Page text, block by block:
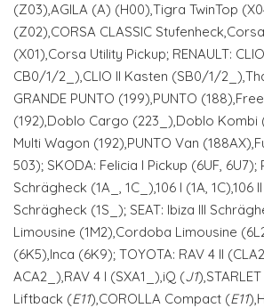
(Z03),AGILA (A) (H00),Tigra TwinTop
(Z02),CORSA CLASSIC
(X01),Corsa Utility Pickup; RENAULT:
CB0/1/2_),CLIO II Kasten (SB0/1/
GRANDE PUNTO (199),PUNTO
(192),Doblo Cargo (223_),Doblo Kombi
Multi Wagon (192),PUNTO Van
503); SKODA: Felicia I Pickup (6UF, 6U7);
Schrägheck (1A_, 1C_),106 I (1A, 1C),106
Schrägheck (1S_); SEAT: Ibiza III
Limousine (1M2),Cordoba Limousine
(6K5),Inca (6K9); TOYOTA: RAV 4 II
ACA2_),RAV 4 I (SXA1_),iQ (J1
Liftback (E11),COROLLA Compact (E11